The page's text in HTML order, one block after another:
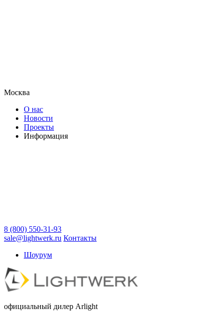
Москва
О нас
Новости
Проекты
Информация
8 (800) 550-31-93
sale@lightwerk.ru Контакты
Шоурум
официальный дилер Arlight